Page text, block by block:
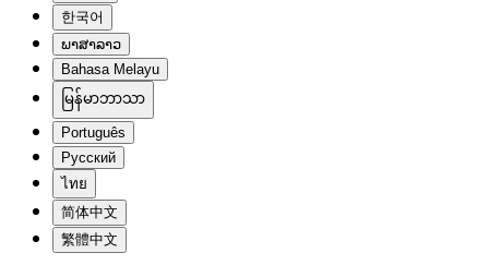
한국어
ພາສາລາວ
Bahasa Melayu
မြန်မာဘာသာ
Português
Русский
ไทย
简体中文
繁體中文